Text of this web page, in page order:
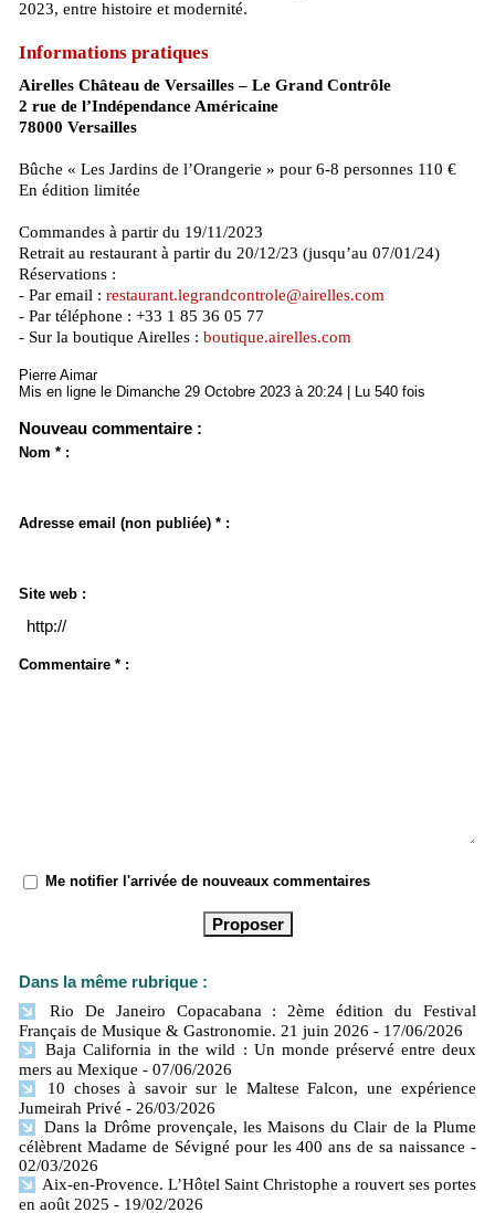
2023, entre histoire et modernité.
Informations pratiques
Airelles Château de Versailles – Le Grand Contrôle
2 rue de l’Indépendance Américaine
78000 Versailles
Bûche « Les Jardins de l’Orangerie » pour 6-8 personnes 110 €
En édition limitée
Commandes à partir du 19/11/2023
Retrait au restaurant à partir du 20/12/23 (jusqu’au 07/01/24)
Réservations :
- Par email : restaurant.legrandcontrole@airelles.com
- Par téléphone : +33 1 85 36 05 77
- Sur la boutique Airelles : boutique.airelles.com
Pierre Aimar
Mis en ligne le Dimanche 29 Octobre 2023 à 20:24 | Lu 540 fois
Nouveau commentaire :
Nom * :
Adresse email (non publiée) * :
Site web :
Commentaire * :
Me notifier l'arrivée de nouveaux commentaires
Dans la même rubrique :
Rio De Janeiro Copacabana : 2ème édition du Festival
Français de Musique & Gastronomie. 21 juin 2026 - 17/06/2026
Baja California in the wild : Un monde préservé entre deux
mers​ au Mexique - 07/06/2026
10 choses à savoir sur le Maltese Falcon, une expérience
Jumeirah Privé - 26/03/2026
Dans la Drôme provençale, les Maisons du Clair de la Plume
célèbrent Madame de Sévigné pour les 400 ans de sa naissance -
02/03/2026
Aix-en-Provence. L’Hôtel Saint Christophe a rouvert ses portes
en août 2025 - 19/02/2026